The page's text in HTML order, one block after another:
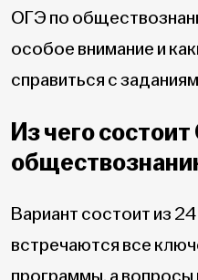
ОГЭ по
особое внимание и
справиться с
Из чего
Вариант состоит из
встречаются все